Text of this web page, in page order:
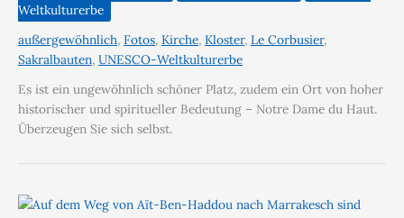
Weltkulturerbe
außergewöhnlich, Fotos, Kirche, Kloster, Le Corbusier,
Sakralbauten, UNESCO-Weltkulturerbe
Es ist ein ungewöhnlich schöner Platz, zudem ein Ort von hoher
historischer und spiritueller Bedeutung – Notre Dame du Haut.
Überzeugen Sie sich selbst.